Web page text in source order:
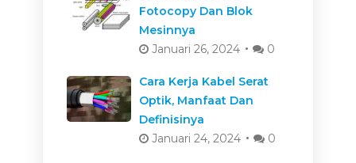
Fotocopy Dan Blok
Mesinnya
Januari 26, 2024
0
Cara Kerja Kabel Serat
Optik, Manfaat Dan
Definisinya
Januari 24, 2024
0